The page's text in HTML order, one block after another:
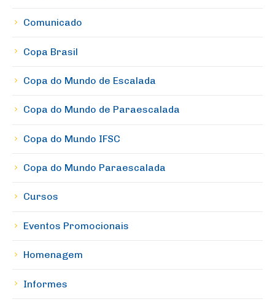
Comunicado
Copa Brasil
Copa do Mundo de Escalada
Copa do Mundo de Paraescalada
Copa do Mundo IFSC
Copa do Mundo Paraescalada
Cursos
Eventos Promocionais
Homenagem
Informes